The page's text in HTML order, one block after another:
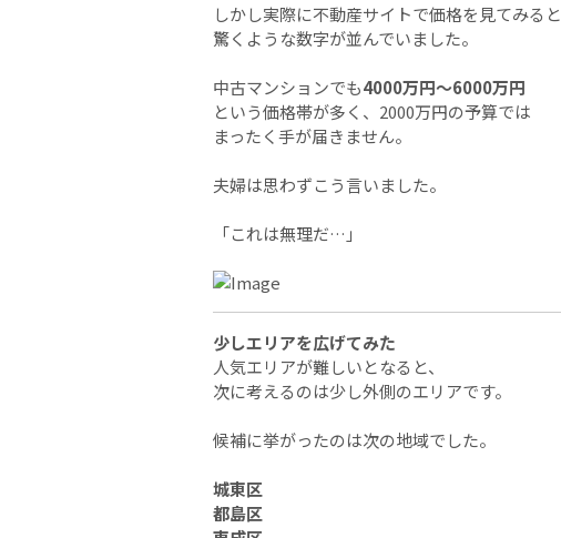
しかし実際に不動産サイトで価格を見てみると
驚くような数字が並んでいました。
中古マンションでも4000万円〜6000万円
という価格帯が多く、2000万円の予算では
まったく手が届きません。
夫婦は思わずこう言いました。
「これは無理だ…」
少しエリアを広げてみた
人気エリアが難しいとなると、
次に考えるのは少し外側のエリアです。
候補に挙がったのは次の地域でした。
城東区
都島区